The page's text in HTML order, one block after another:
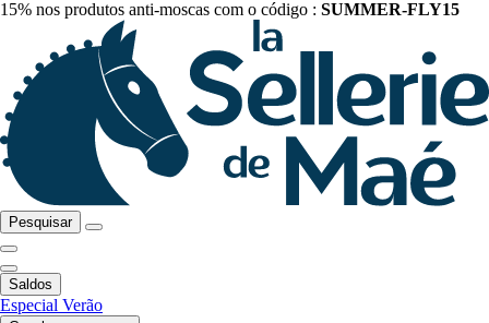
15% nos produtos anti-moscas com o código : SUMMER-FLY15
Pesquisar
Saldos
Especial Verão